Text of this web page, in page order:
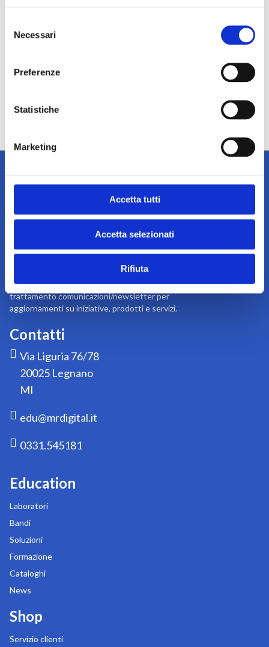
delNecessari
Preferenze
Statistiche
Marketing
Accetta tutti
Accetta selezionati
Rifiuta
Contatti
Via Liguria 76/78
20025 Legnano
MI
edu@mrdigital.it
0331.545181
Education
Laboratori
Bandi
Soluzioni
Formazione
Cataloghi
News
Shop
Servizio clienti
Iscriviti alla newsletter
Tieniti sempre informato su notizie, eventi e promozioni!
Iscriviti
Acconsento a ricevere dal titolare del
trattamento comunicazioni/newsletter per
aggiornamenti su iniziative, prodotti e servizi.